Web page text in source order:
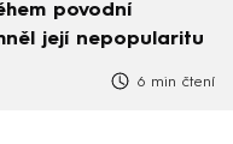
povodní
její nepopularitu
6 min čtení